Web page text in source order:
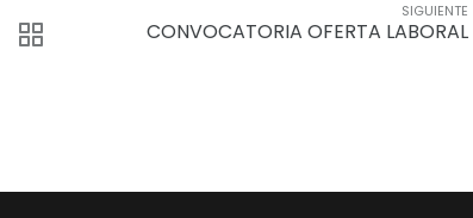
SIGUIENTE
CONVOCATORIA OFERTA LABORAL